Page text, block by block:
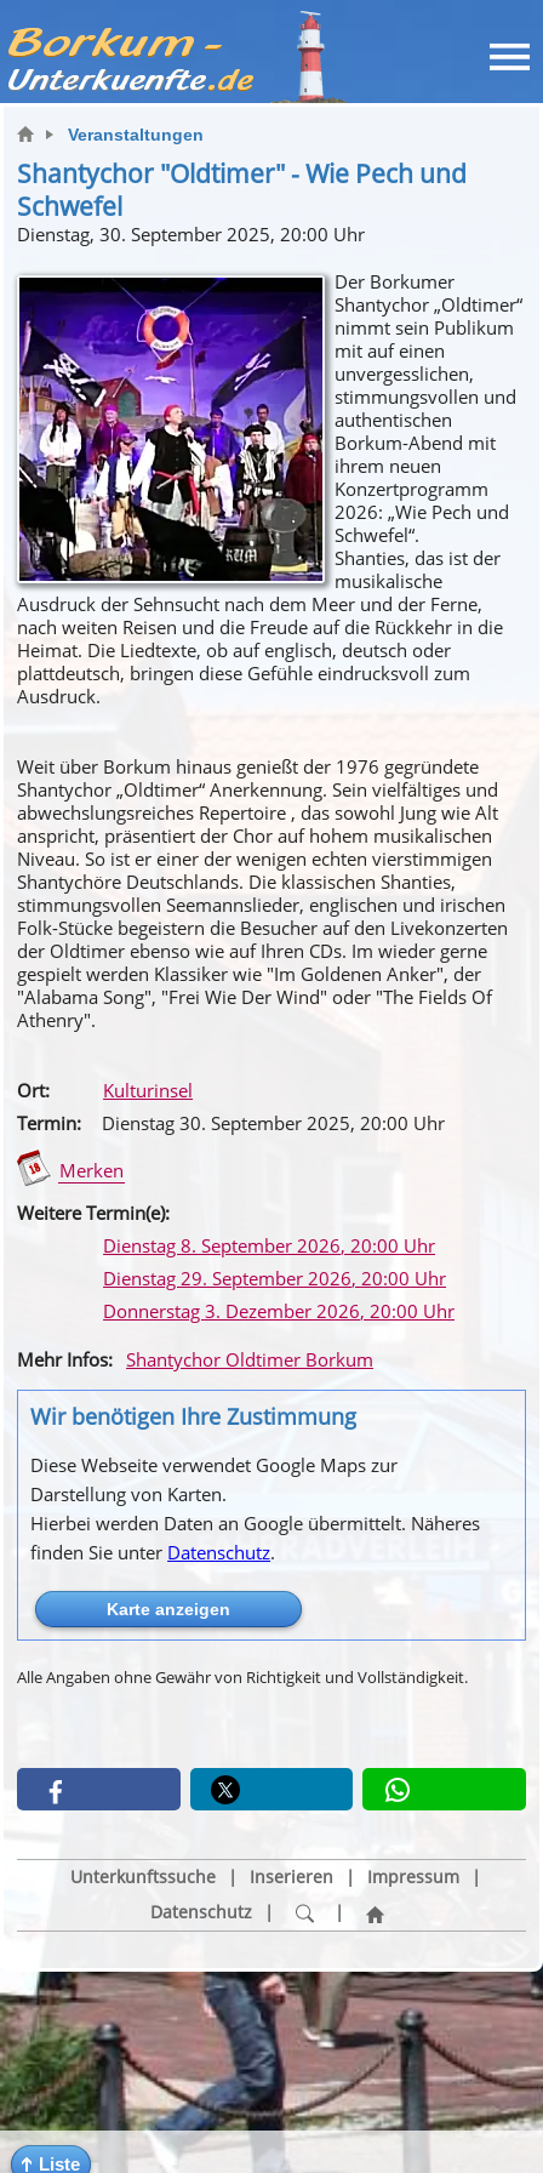
Veranstaltungen
Shantychor "Oldtimer" - Wie Pech und
Schwefel
Dienstag, 30. September 2025, 20:00 Uhr
Der Borkumer
Shantychor „Oldtimer“
nimmt sein Publikum
mit auf einen
unvergesslichen,
stimmungsvollen und
authentischen
Borkum-Abend mit
ihrem neuen
Konzertprogramm
2026: „Wie Pech und
Schwefel“.
Shanties, das ist der
musikalische
Ausdruck der Sehnsucht nach dem Meer und der Ferne,
nach weiten Reisen und die Freude auf die Rückkehr in die
Heimat. Die Liedtexte, ob auf englisch, deutsch oder
plattdeutsch, bringen diese Gefühle eindrucksvoll zum
Ausdruck.
Weit über Borkum hinaus genießt der 1976 gegründete
Shantychor „Oldtimer“ Anerkennung. Sein vielfältiges und
abwechslungsreiches Repertoire , das sowohl Jung wie Alt
anspricht, präsentiert der Chor auf hohem musikalischen
Niveau. So ist er einer der wenigen echten vierstimmigen
Shantychöre Deutschlands. Die klassischen Shanties,
stimmungsvollen Seemannslieder, englischen und irischen
Folk-Stücke begeistern die Besucher auf den Livekonzerten
der Oldtimer ebenso wie auf Ihren CDs. Im wieder gerne
gespielt werden Klassiker wie "Im Goldenen Anker", der
"Alabama Song", "Frei Wie Der Wind" oder "The Fields Of
Athenry".
Ort:
Kulturinsel
Termin:
Dienstag 30. September 2025, 20:00 Uhr
Merken
Weitere Termin(e):
Dienstag 8. September 2026, 20:00 Uhr
Dienstag 29. September 2026, 20:00 Uhr
Donnerstag 3. Dezember 2026, 20:00 Uhr
Mehr Infos: Shantychor Oldtimer Borkum
Wir benötigen Ihre Zustimmung
Diese Webseite verwendet Google Maps zur
Darstellung von Karten.
Hierbei werden Daten an Google übermittelt. Näheres
finden Sie unter Datenschutz.
Alle Angaben ohne Gewähr von Richtigkeit und Vollständigkeit.
Unterkunftssuche | Inserieren | Impressum
|
Datenschutz
| |